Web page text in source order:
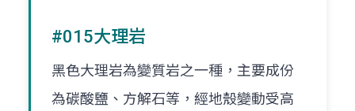
#015大理岩
黑色大理岩為變質岩之一種，主要成份
為碳酸鹽、方解石等，經地殼變動受高